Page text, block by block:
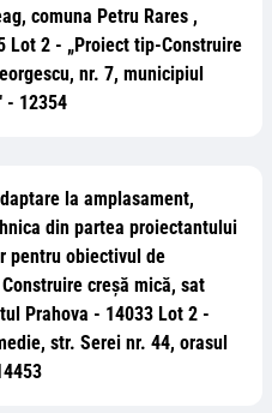
comuna Petru Rares ,
Lot 2 - „Proiect tip-Construire
nr. 7, municipiul
- 12354
la amplasament,
din partea proiectantului
pentru obiectivul de
creșă mică, sat
Prahova - 14033 Lot 2 -
str. Serei nr. 44, orasul